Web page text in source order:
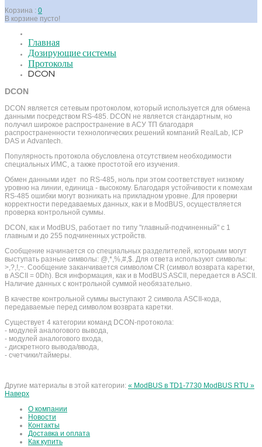
Корзина : 0
В корзине пусто!
Главная
Дозирующие системы
Протоколы
DCON
DCON
DCON является сетевым протоколом, который используется для обмена
данными посредством RS-485. DCON не является стандартным, но
получил широкое распространение в АСУ ТП благодаря
распространенности технологических решений компаний RealLab, ICP
DAS и Advantech.
Популярность протокола обусловлена отсутствием необходимости
специальных ИМС, а также простотой его изучения.
Обмен данными идет по RS-485, ноль при этом соответствует низкому
уровню на линии, единица - высокому. Благодаря устойчивости к помехам
RS-485 ошибки могут возникать на прикладном уровне. Для проверки
корректности передаваемых данных, как и в ModBUS, осуществляется
проверка контрольной суммы.
DCON, как и ModBUS, работает по типу "главный-подчиненный" с 1
главным и до 255 подчиненных устройств.
Сообщение начинается со специальных разделителей, которыми могут
выступать разные символы: @,*,%,#,$. Для ответа используют символы:
>,?,!,~. Сообщение заканчивается символом CR (символ возврата каретки,
в ASCII = 0Dh). Вся информация, как и в ModBUS ASCII, передается в ASCII.
Наличие данных с контрольной суммой необязательно.
В качестве контрольной суммы выступают 2 символа ASCII-кода,
передаваемые перед символом возврата каретки.
Существует 4 категории команд DCON-протокола:
- модулей аналогового вывода,
- модулей аналогового входа,
- дискретного вывода/ввода,
- счетчики/таймеры.
Другие материалы в этой категории: « ModBUS в TD1-7730 ModBUS RTU »
Наверх
О компании
Новости
Контакты
Доставка и оплата
Как купить